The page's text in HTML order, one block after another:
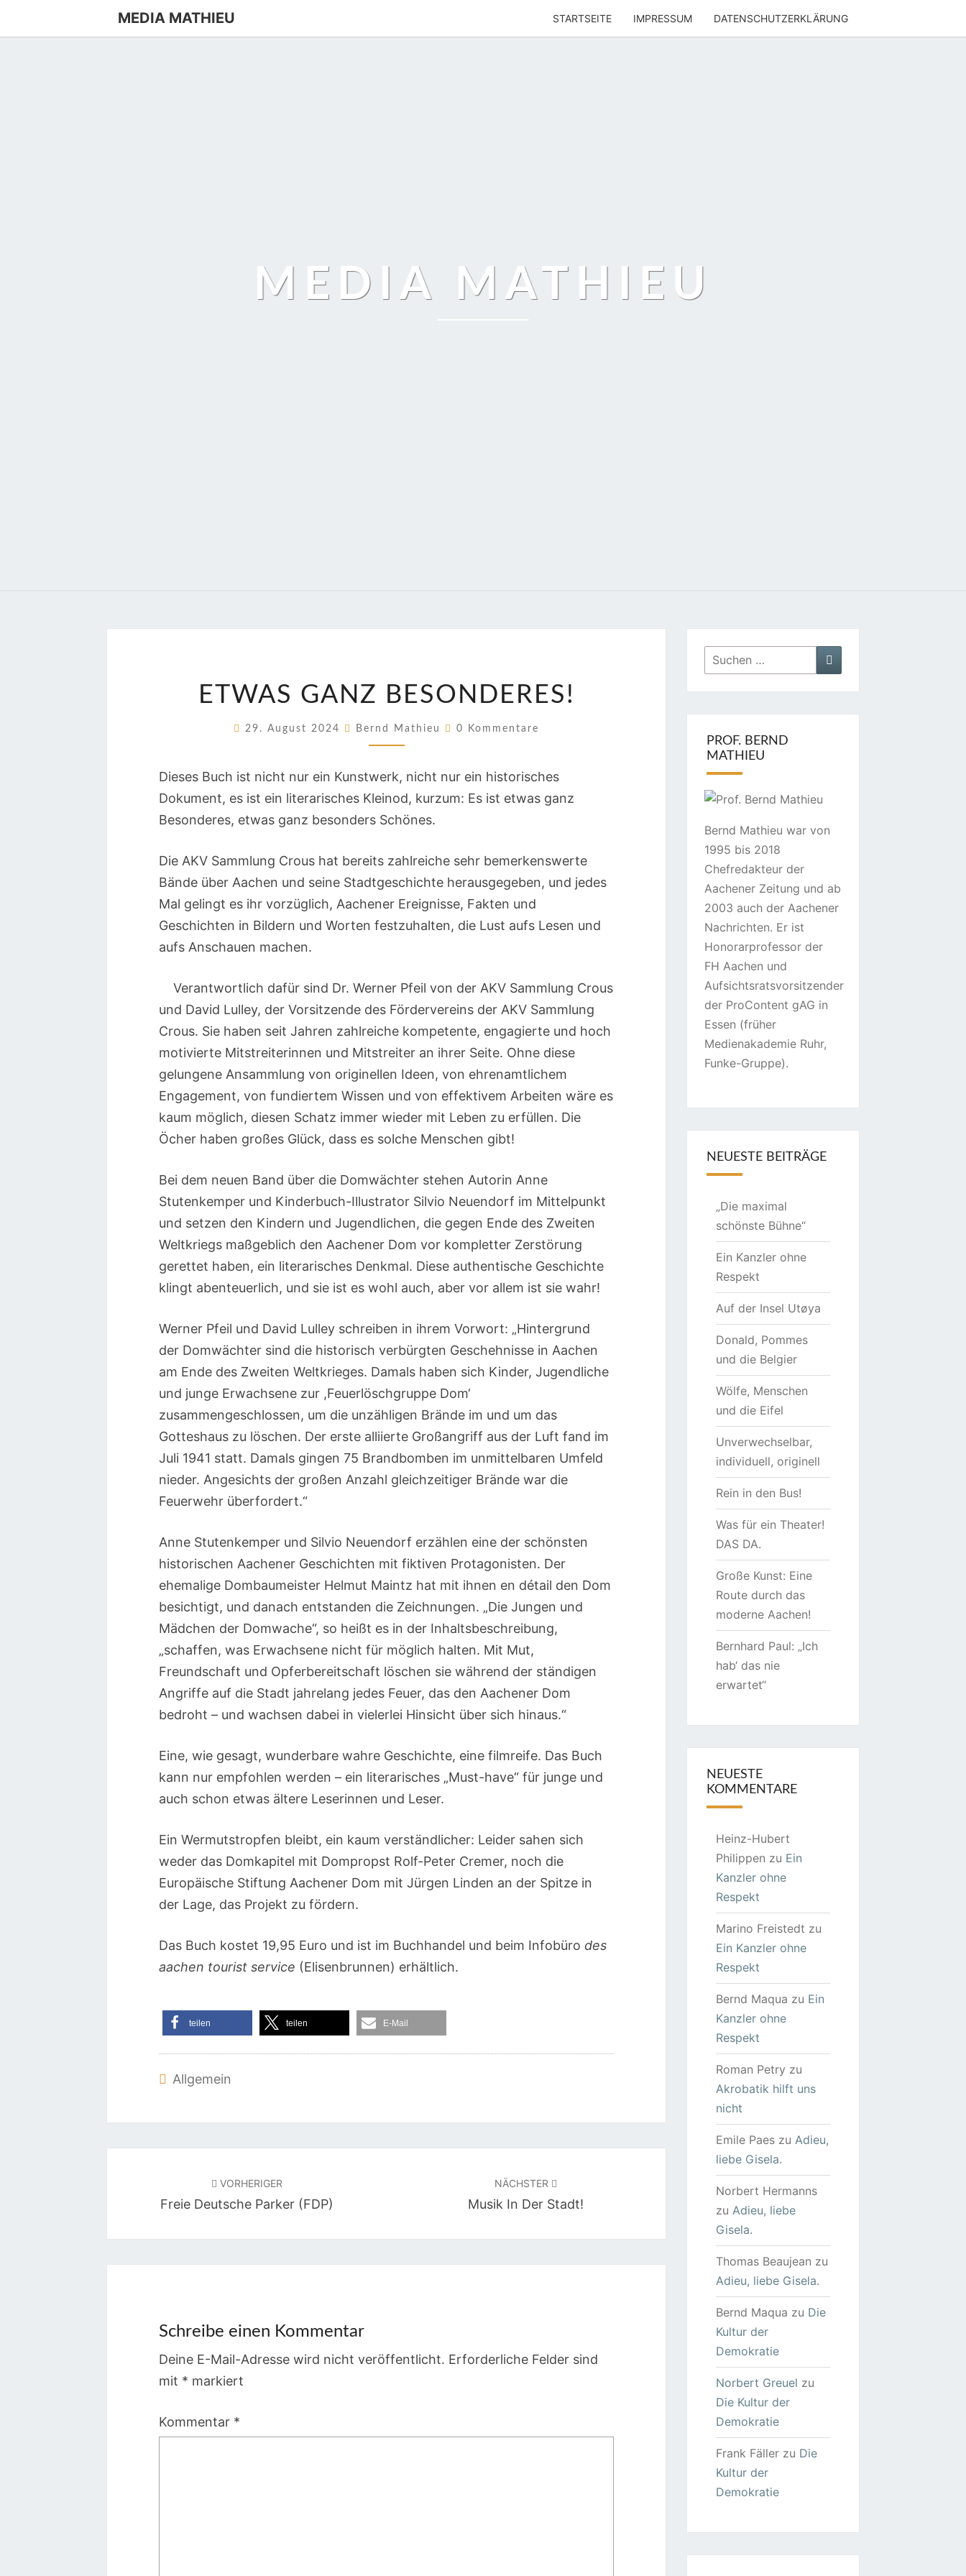
MEDIA MATHIEU STARTSEITE IMPRESSUM DATENSCHUTZERKLÄRUNG
MEDIA MATHIEU
GANZ
ETWAS GANZ BESONDERES!
29. August 2024 Bernd Mathieu Kommentare
0 Kommentare
Dieses Buch ist nicht nur ein Kunstwerk, nicht nur ein historisches
Dokument, es ist ein literarisches Kleinod, kurzum: Es ist etwas ganz
Besonderes, etwas ganz besonders Schönes.
Die AKV Sammlung Crous hat bereits zahlreiche sehr bemerkenswerte
Bände über Aachen und seine Stadtgeschichte herausgegeben, und jedes
Mal gelingt es ihr vorzüglich, Aachener Ereignisse, Fakten und
Geschichten in Bildern und Worten festzuhalten, die Lust aufs Lesen und
aufs Anschauen machen.
Verantwortlich dafür sind Dr. Werner Pfeil von der AKV Sammlung Crous
und David Lulley, der Vorsitzende des Fördervereins der AKV Sammlung
Crous. Sie haben seit Jahren zahlreiche kompetente, engagierte und hoch
motivierte Mitstreiterinnen und Mitstreiter an ihrer Seite. Ohne diese
gelungene Ansammlung von originellen Ideen, von ehrenamtlichem
Engagement, von fundiertem Wissen und von effektivem Arbeiten wäre es
kaum möglich, diesen Schatz immer wieder mit Leben zu erfüllen. Die
Öcher haben großes Glück, dass es solche Menschen gibt!
Bei dem neuen Band über die Domwächter stehen Autorin Anne
Stutenkemper und Kinderbuch-Illustrator Silvio Neuendorf im Mittelpunkt
und setzen den Kindern und Jugendlichen, die gegen Ende des Zweiten
Weltkriegs maßgeblich den Aachener Dom vor kompletter Zerstörung
gerettet haben, ein literarisches Denkmal. Diese authentische Geschichte
klingt abenteuerlich, und sie ist es wohl auch, aber vor allem ist sie wahr!
Werner Pfeil und David Lulley schreiben in ihrem Vorwort: „Hintergrund
der Domwächter sind die historisch verbürgten Geschehnisse in Aachen
am Ende des Zweiten Weltkrieges. Damals haben sich Kinder, Jugendliche
und junge Erwachsene zur ,Feuerlöschgruppe Dom‘
zusammengeschlossen, um die unzähligen Brände im und um das
Gotteshaus zu löschen. Der erste alliierte Großangriff aus der Luft fand im
Juli 1941 statt. Damals gingen 75 Brandbomben im unmittelbaren Umfeld
nieder. Angesichts der großen Anzahl gleichzeitiger Brände war die
Feuerwehr überfordert.“
Anne Stutenkemper und Silvio Neuendorf erzählen eine der schönsten
historischen Aachener Geschichten mit fiktiven Protagonisten. Der
ehemalige Dombaumeister Helmut Maintz hat mit ihnen en détail den Dom
besichtigt, und danach entstanden die Zeichnungen. „Die Jungen und
Mädchen der Domwache“, so heißt es in der Inhaltsbeschreibung,
„schaffen, was Erwachsene nicht für möglich halten. Mit Mut,
Freundschaft und Opferbereitschaft löschen sie während der ständigen
Angriffe auf die Stadt jahrelang jedes Feuer, das den Aachener Dom
bedroht – und wachsen dabei in vielerlei Hinsicht über sich hinaus.“
Eine, wie gesagt, wunderbare wahre Geschichte, eine filmreife. Das Buch
kann nur empfohlen werden – ein literarisches „Must-have“ für junge und
auch schon etwas ältere Leserinnen und Leser.
Ein Wermutstropfen bleibt, ein kaum verständlicher: Leider sahen sich
weder das Domkapitel mit Dompropst Rolf-Peter Cremer, noch die
Europäische Stiftung Aachener Dom mit Jürgen Linden an der Spitze in
der Lage, das Projekt zu fördern.
Das Buch kostet 19,95 Euro und ist im Buchhandel und beim Infobüro des
aachen tourist service (Elisenbrunnen) erhältlich.
teilen teilen E-Mail
Allgemein
VORHERIGER
Freie Deutsche Parker (FDP)
NÄCHSTER
Musik In Der Stadt!
Schreibe einen Kommentar
Deine E-Mail-Adresse wird nicht veröffentlicht. Erforderliche Felder sind
mit * markiert
Kommentar *
Suchen
nach:
PROF. BERND
MATHIEU
Bernd Mathieu war von
1995 bis 2018
Chefredakteur der
Aachener Zeitung und ab
2003 auch der Aachener
Nachrichten. Er ist
Honorarprofessor der
FH Aachen und
Aufsichtsratsvorsitzender
der ProContent gAG in
Essen (früher
Medienakademie Ruhr,
Funke-Gruppe).
NEUESTE BEITRÄGE
„Die maximal
schönste Bühne“
Ein Kanzler ohne
Respekt
Auf der Insel Utøya
Donald, Pommes
und die Belgier
Wölfe, Menschen
und die Eifel
Unverwechselbar,
individuell, originell
Rein in den Bus!
Was für ein Theater!
DAS DA.
Große Kunst: Eine
Route durch das
moderne Aachen!
Bernhard Paul: „Ich
hab‘ das nie
erwartet“
NEUESTE
KOMMENTARE
Heinz-Hubert
Philippen zu Ein
Kanzler ohne
Respekt
Marino Freistedt zu
Ein Kanzler ohne
Respekt
Bernd Maqua zu Ein
Kanzler ohne
Respekt
Roman Petry zu
Akrobatik hilft uns
nicht
Emile Paeszu Adieu,
liebe Gisela.
Norbert Hermanns
zu Adieu, liebe
Gisela.
Thomas Beaujean zu
Adieu, liebe Gisela.
Bernd Maqua zu Die
Kultur der
Demokratie
Norbert Greuel zu
Die Kultur der
Demokratie
Frank Fällerzu Die
Kultur der
Demokratie